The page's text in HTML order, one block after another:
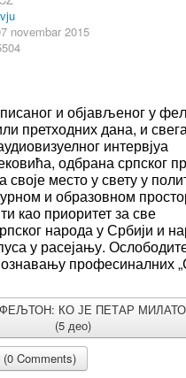
novembar 2015
и објављеног у
претходних дана, и
интервјуа
одбрана српског
своје место у свету у
и образовном
као приоритет за све
народа у Србији и
у расејању.
професиналних
ФЕЉТОН: КО ЈЕ ПЕТАР
(5 део)
Comments)